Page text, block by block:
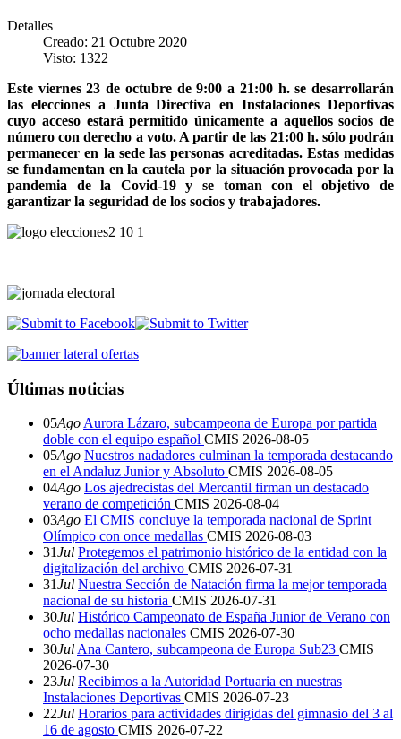
Detalles
Creado: 21 Octubre 2020
Visto: 1322
Este viernes 23 de octubre de 9:00 a 21:00 h. se desarrollarán
las elecciones a Junta Directiva en Instalaciones Deportivas
cuyo acceso estará permitido únicamente a aquellos socios de
número con derecho a voto. A partir de las 21:00 h. sólo podrán
permanecer en la sede las personas acreditadas. Estas medidas
se fundamentan en la cautela por la situación provocada por la
pandemia de la Covid-19 y se toman con el objetivo de
garantizar la seguridad de los socios y trabajadores.
Últimas noticias
05Ago Aurora Lázaro, subcampeona de Europa por partida
doble con el equipo español CMIS 2026-08-05
05Ago Nuestros nadadores culminan la temporada destacando
en el Andaluz Junior y Absoluto CMIS 2026-08-05
04Ago Los ajedrecistas del Mercantil firman un destacado
verano de competición CMIS 2026-08-04
03Ago El CMIS concluye la temporada nacional de Sprint
Olímpico con once medallas CMIS 2026-08-03
31Jul Protegemos el patrimonio histórico de la entidad con la
digitalización del archivo CMIS 2026-07-31
31Jul Nuestra Sección de Natación firma la mejor temporada
nacional de su historia CMIS 2026-07-31
30Jul Histórico Campeonato de España Junior de Verano con
ocho medallas nacionales CMIS 2026-07-30
30Jul Ana Cantero, subcampeona de Europa Sub23 CMIS
2026-07-30
23Jul Recibimos a la Autoridad Portuaria en nuestras
Instalaciones Deportivas CMIS 2026-07-23
22Jul Horarios para actividades dirigidas del gimnasio del 3 al
16 de agosto CMIS 2026-07-22